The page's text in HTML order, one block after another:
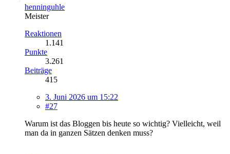
henninguhle
Meister
Reaktionen
1.141
Punkte
3.261
Beiträge
415
3. Juni 2026 um 15:22
#27
Warum ist das Bloggen bis heute so wichtig? Vielleicht, weil
man da in ganzen Sätzen denken muss?